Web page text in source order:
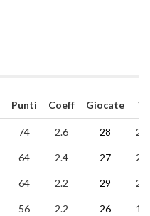
Punti Coeff Giocate V
74 2.6 28 24
64 2.4 27 20
64 2.2 29 20
56 2.2 26 17